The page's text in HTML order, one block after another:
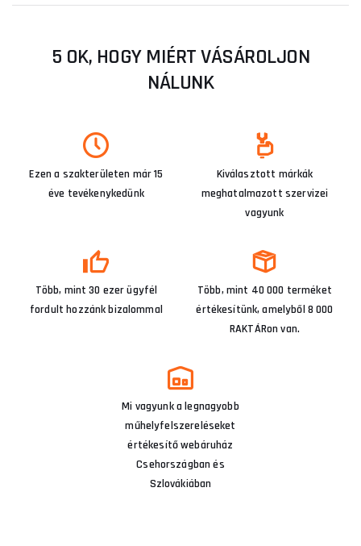
5 OK, HOGY MIÉRT VÁSÁROLJON
NÁLUNK
Ezen a szakterületen már 15
éve tevékenykedünk
Kiválasztott márkák
meghatalmazott szervizei
vagyunk
Több, mint 30 ezer ügyfél
fordult hozzánk bizalommal
Több, mint 40 000 terméket
értékesítünk, amelyből 8 000
RAKTÁRon van.
Mi vagyunk a legnagyobb
műhelyfelszereléseket
értékesítő webáruház
Csehországban és
Szlovákiában